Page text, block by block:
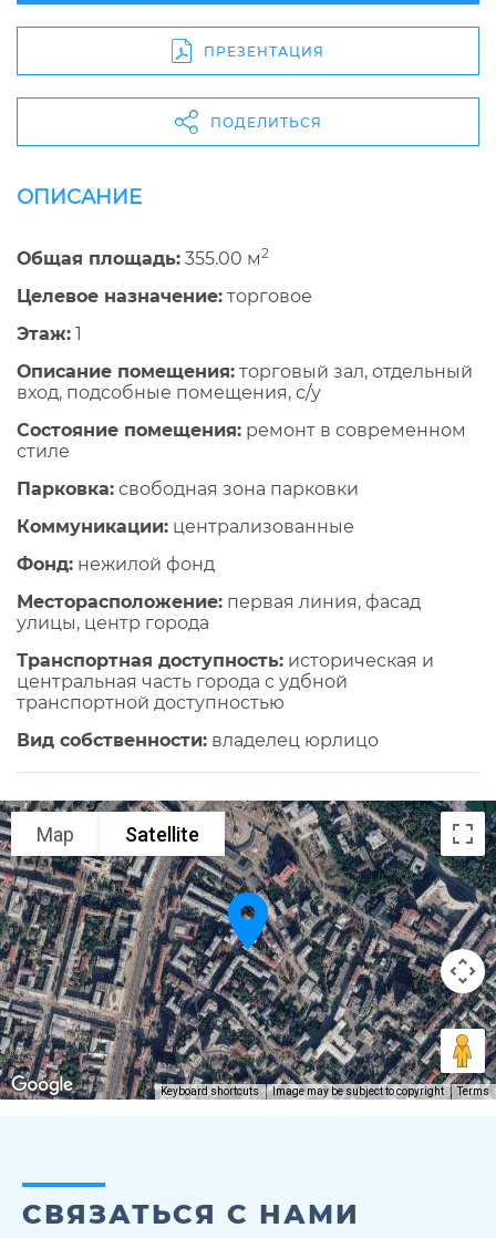
ПРЕЗЕНТАЦИЯ
ПОДЕЛИТЬСЯ
ОПИСАНИЕ
Общая площадь: 355.00 м2
Целевое назначение: торговое
Этаж: 1
Описание помещения: торговый зал, отдельный
вход, подсобные помещения, с/у
Состояние помещения: ремонт в современном
стиле
Парковка: свободная зона парковки
Коммуникации: централизованные
Фонд: нежилой фонд
Месторасположение: первая линия, фасад
улицы, центр города
Транспортная доступность: историческая и
центральная часть города с удбной
транспортной доступностью
Вид собственности: владелец юрлицо
Map Satellite
Keyboard shortcuts Image may be subject to copyright Terms
СВЯЗАТЬСЯ С НАМИ